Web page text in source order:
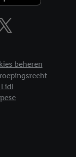
beheren